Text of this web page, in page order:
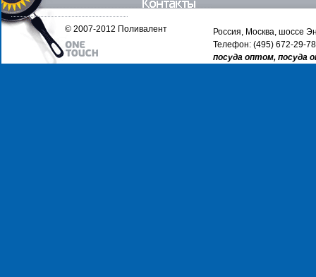
Россия, Москва, шоссе
Телефон: (495) 672-29-
посуда оптом, посуда
© 2007-2012 Поливалент